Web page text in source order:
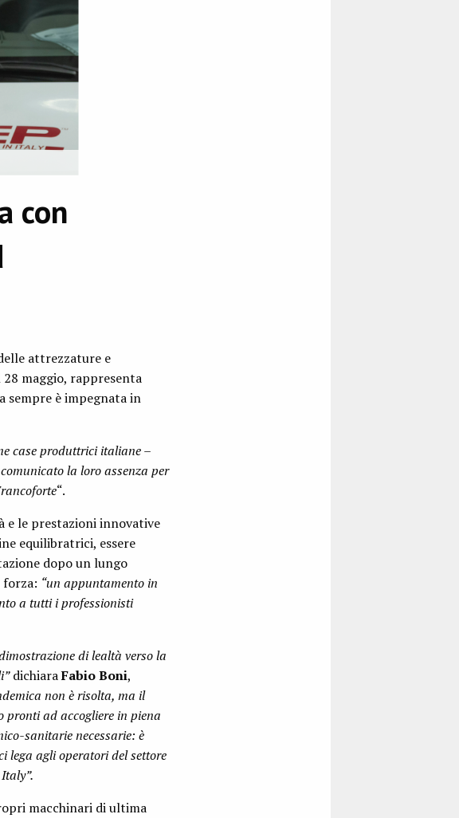
con
attrezzature e
maggio, rappresenta
sempre è impegnata in
case produttrici italiane –
la loro assenza per
“.
e le prestazioni innovative
equilibratrici, essere
dopo un lungo
forza: “un appuntamento in
a tutti i professionisti
di lealtà verso la
dichiaraFabio Boni,
non è risolta, ma il
pronti ad accogliere in piena
sanitarie necessarie: è
lega agli operatori del settore
macchinari di ultima